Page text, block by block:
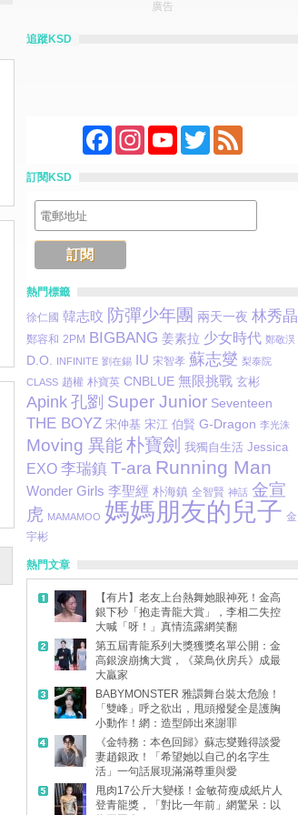
廣告
追蹤KSD
FacebookInstagramYouTubeTwitterFeed
訂閱KSD
熱門標籤
徐仁國 韓志旼 防彈少年團 兩天一夜 林秀晶
鄭容和 2PM BIGBANG 姜素拉 少女時代 鄭敬淏
D.O. INFINITE 劉在錫 IU 宋智孝 蘇志燮 梨泰院
CLASS 趙權 朴寶英 CNBLUE 無限挑戰 玄彬
Apink 孔劉 Super Junior Seventeen
THE BOYZ 宋仲基 宋江 伯賢 G-Dragon 李光洙
Moving 異能 朴寶劍 我獨自生活 Jessica
EXO 李瑞鎮 T-ara Running Man
Wonder Girls 李聖經 朴海鎮 全智賢 神話 金宣
虎 MAMAMOO 媽媽朋友的兒子 金
宇彬
熱門文章
【有片】老友上台熱舞她眼神死！金高
銀下秒「抱走青龍大賞」，李相二失控
大喊「呀！」真情流露網笑翻
第五屆青龍系列大獎獲獎名單公開：金
高銀淚崩擒大賞，《菜鳥伙房兵》成最
大贏家
BABYMONSTER 雅譞舞台裝太危險！
「雙峰」呼之欲出，甩頭撥髮全是護胸
小動作！網：造型師出來謝罪
《金特務：本色回歸》蘇志燮難得談愛
妻趙銀政！「希望她以自己的名字生
活」一句話展現滿滿尊重與愛
甩肉17公斤大變樣！金敏荷瘦成紙片人
登青龍獎，「對比一年前」網驚呆：以